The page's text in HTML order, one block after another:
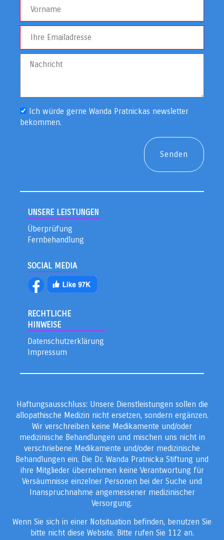
Ich würde gerne Wanda Pratnickas newsletter
bekommen.
UNSERE LEISTUNGEN
Überprüfung
Fernbehandlung
SOCIAL MEDIA
RECHTLICHE
HINWEISE
Datenschutzerklärung
Impressum
Haftungsausschluss: Unsere Dienstleistungen sollen die
allopathische Medizin nicht ersetzen, sondern ergänzen.
Wir verschreiben keine Medikamente und/oder
medizinische Behandlungen und mischen uns nicht in
verschriebene Medikamente und/oder medizinische
Behandlungen ein. Die Dr. Wanda Pratnicka Stiftung und
ihre Mitglieder übernehmen keine Verantwortung für
Versäumnisse einzelner Personen bei der Suche und
Inanspruchnahme angemessener medizinischer
Versorgung.
Wenn Sie sich in einer Notsituation befinden, benutzen Sie
bitte nicht diese Website. Bitte rufen Sie 112 an.